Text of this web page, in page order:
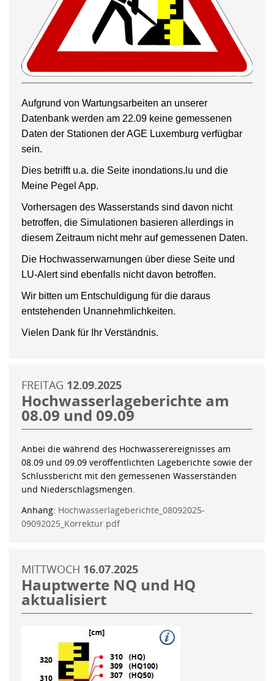
Aufgrund von Wartungsarbeiten an unserer
Datenbank werden am 22.09 keine gemessenen
Daten der Stationen der AGE Luxemburg verfügbar
sein.
Dies betrifft u.a. die Seite inondations.lu und die
Meine Pegel App.
Vorhersagen des Wasserstands sind davon nicht
betroffen, die Simulationen basieren allerdings in
diesem Zeitraum nicht mehr auf gemessenen Daten.
Die Hochwasserwarnungen über diese Seite und
LU-Alert sind ebenfalls nicht davon betroffen.
Wir bitten um Entschuldigung für die daraus
entstehenden Unannehmlichkeiten.
Vielen Dank für Ihr Verständnis.
FREITAG 12.09.2025
Hochwasserlageberichte am
08.09 und 09.09
Anbei die während des Hochwasserereignisses am
08.09 und 09.09 veröffentlichten Lageberichte sowie der
Schlussbericht mit den gemessenen Wasserständen
und Niederschlagsmengen.
Anhang: Hochwasserlageberichte_08092025-
09092025_Korrektur.pdf
MITTWOCH 16.07.2025
Hauptwerte NQ und HQ
aktualisiert